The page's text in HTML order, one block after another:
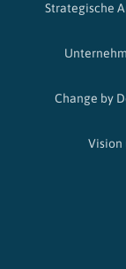
Strategische
Change by
Vision